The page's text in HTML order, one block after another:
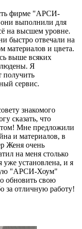
фирме "АРСИ-
выполнили для
на высшем уровне.
быстро отвечали на
материалов и цвета.
выше всяких
Я
получить
сервис.
знакомого
сказать, что
Мне предложили
и материалов, в
Женя очень
на меня столько
уже установлена, и я
"АРСИ-Хоум"
обновить свою
за отличную работу!